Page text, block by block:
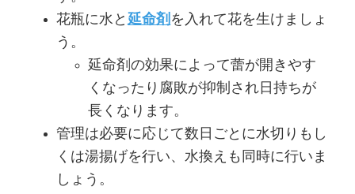
花瓶に水と 延命剤 を入れて花を生けましょ
う。
延命剤の効果によって蕾が開きやす
くなったり腐敗が抑制され日持ちが
長くなります。
管理は必要に応じて数日ごとに水切りもし
くは湯揚げを行い、水換えも同時に行いま
しょう。